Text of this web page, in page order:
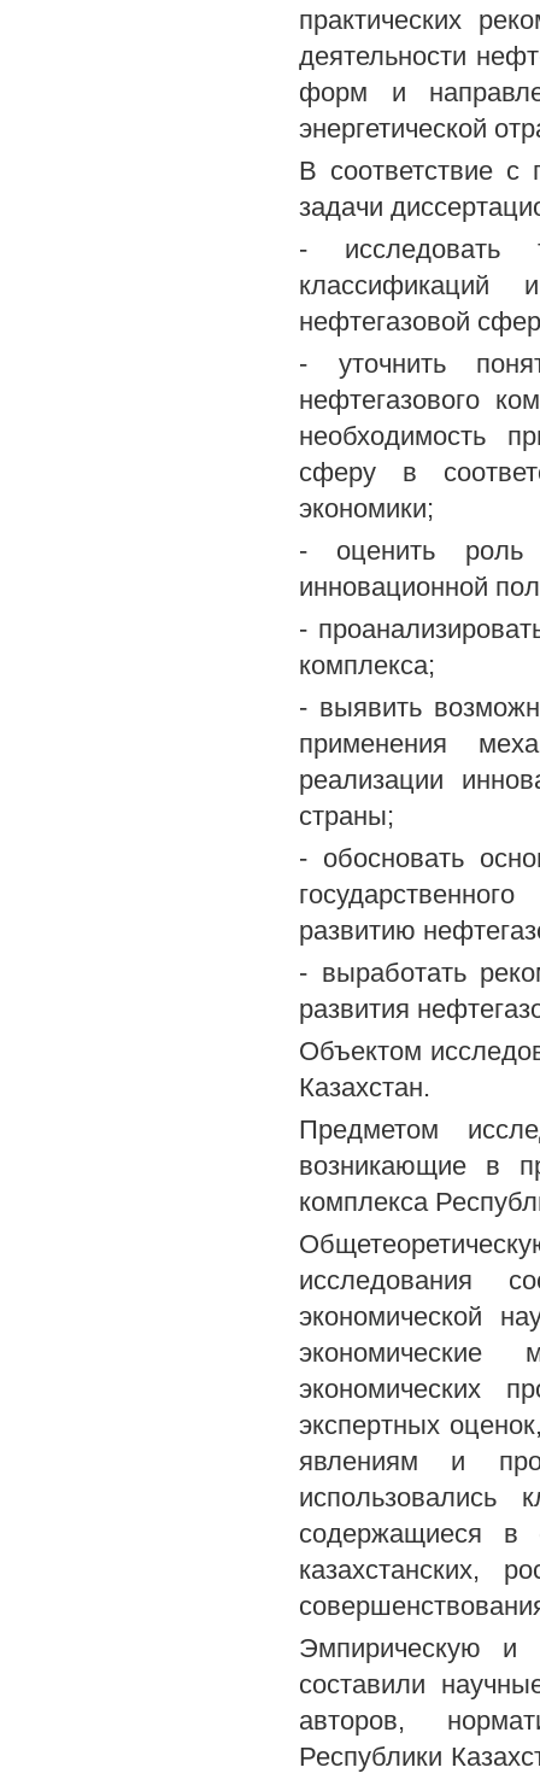
практических
деятельности
форм и
энергетической
В соответствие
задачи
- исследовать
классификаций
нефтегазовой
- уточнить
нефтегазового
необходимость
сферу в
экономики;
- оценить роль
инновационной
-
комплекса;
- выявить
применения
реализации
страны;
- обосновать
развитию
- выработать
развития
Объектом
Казахстан.
Предметом
возникающие в
комплекса
исследования
экономической
экономических
экспертных
явлениям и
использовались
содержащиеся в
казахстанских,
Эмпирическую и
составили
авторов,
Республики